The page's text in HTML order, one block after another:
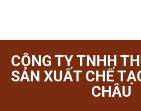
CÔNG TY TNHH
SẢN XUẤT CHẾ
CHÂU